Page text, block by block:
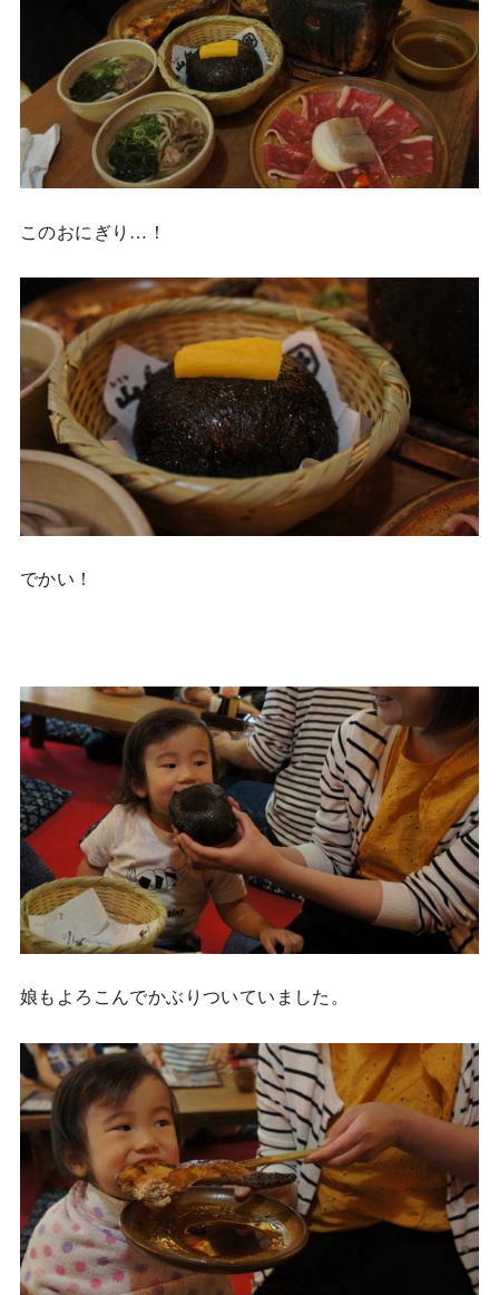
このおにぎり…！
でかい！
娘もよろこんでかぶりついていました。